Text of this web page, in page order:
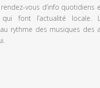
rendez-vous d’info
font l’actualité locale.
rythme des musiques des